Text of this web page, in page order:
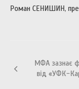
Роман СЕНИШИН,
записів
МФА зазнає
від «УФК-